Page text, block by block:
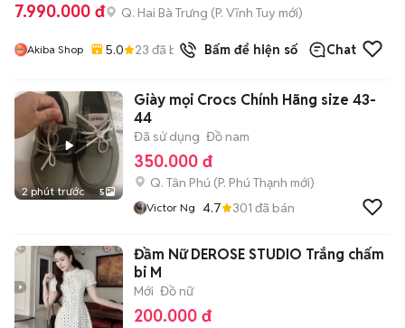
7.990.000 đ Q. Hai Bà Trưng (P. Vĩnh Tuy mới)
Akiba Shop 5.0 23 đã bán Bấm để hiện số Chat
2 phút trước 5
Giày mọi Crocs Chính Hãng size 43-
44
Đã sử dụng Đồ nam
350.000 đ
Q. Tân Phú (P. Phú Thạnh mới)
Victor Ng 4.7 301 đã bán
Đầm Nữ DEROSE STUDIO Trắng chấm
bi M
Mới Đồ nữ
200.000 đ